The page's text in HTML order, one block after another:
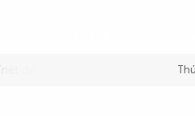
để tiết kiệm xăng dầu để đảm bảo